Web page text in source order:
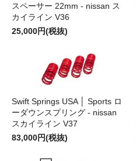
スペーサー 22mm - nissan ス
カイライン V36
25,000円(税抜)
Swift Springs USA │ Sports ロ
ーダウンスプリング - nissan
スカイライン V37
83,000円(税抜)